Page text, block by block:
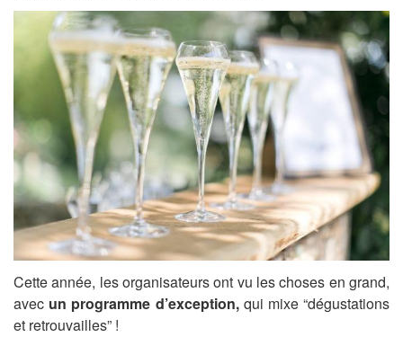
Cette année, les organisateurs ont vu les choses en grand,
avec un programme d’exception,qui mixe “dégustations
et retrouvailles” !